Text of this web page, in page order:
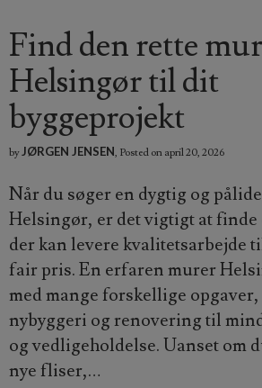
Find den rette
Helsingør til dit
byggeprojekt
by JØRGEN JENSEN, Posted on april 20, 2026
Når du søger en dygtig og
Helsingør, er det vigtigt at finde
der kan levere kvalitetsarbejde
fair pris. En erfaren murer
med mange forskellige
nybyggeri og renovering til
og vedligeholdelse. Uanset om
nye fliser,…